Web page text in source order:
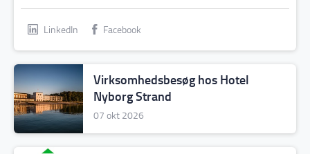
LinkedIn Facebook
Virksomhedsbesøg hos Hotel
Nyborg Strand
07 okt 2026